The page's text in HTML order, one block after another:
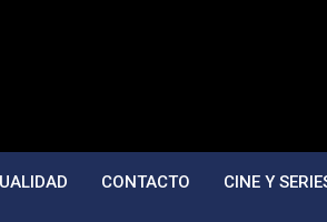
CONTACTO CINE Y